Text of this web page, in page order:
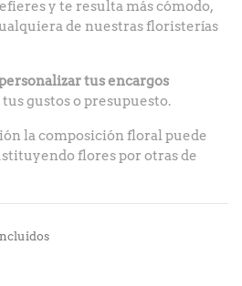
y te resulta más cómodo,
de nuestras floristerías
tus encargos
gustos o presupuesto.
la composición floral puede
flores por otras de